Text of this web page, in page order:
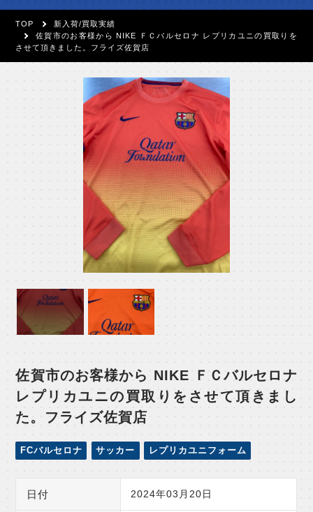
TOP
新入荷/買取実績
佐賀市のお客様から NIKE ＦＣバルセロナ レプリカユニの買取りを
させて頂きました。フライズ佐賀店
佐賀市のお客様から NIKE ＦＣバルセロナ
レプリカユニの買取りをさせて頂きまし
た。フライズ佐賀店
FCバルセロナ サッカー レプリカユニフォーム
日付 2024年03月20日